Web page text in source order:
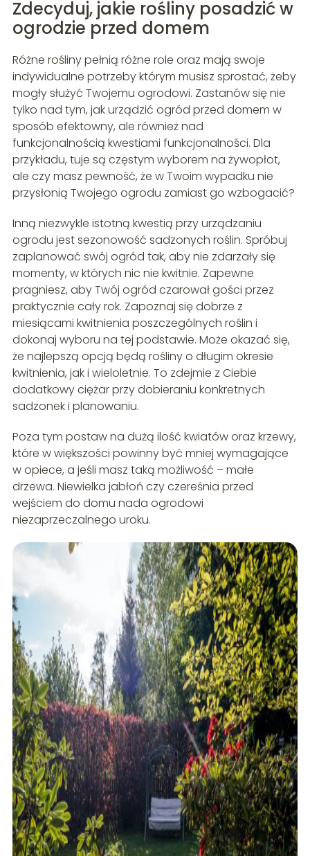
Zdecyduj, jakie rośliny posadzić w
ogrodzie przed domem
Różne rośliny pełnią różne role oraz mają swoje
indywidualne potrzeby którym musisz sprostać, żeby
mogły służyć Twojemu ogrodowi. Zastanów się nie
tylko nad tym, jak urządzić ogród przed domem w
sposób efektowny, ale również nad
funkcjonalnością kwestiami funkcjonalności. Dla
przykładu, tuje są częstym wyborem na żywopłot,
ale czy masz pewność, że w Twoim wypadku nie
przysłonią Twojego ogrodu zamiast go wzbogacić?
Inną niezwykle istotną kwestią przy urządzaniu
ogrodu jest sezonowość sadzonych roślin. Spróbuj
zaplanować swój ogród tak, aby nie zdarzały się
momenty, w których nic nie kwitnie. Zapewne
pragniesz, aby Twój ogród czarował gości przez
praktycznie cały rok. Zapoznaj się dobrze z
miesiącami kwitnienia poszczególnych roślin i
dokonaj wyboru na tej podstawie. Może okazać się,
że najlepszą opcją będą rośliny o długim okresie
kwitnienia, jak i wieloletnie. To zdejmie z Ciebie
dodatkowy ciężar przy dobieraniu konkretnych
sadzonek i planowaniu.
Poza tym postaw na dużą ilość kwiatów oraz krzewy,
które w większości powinny być mniej wymagające
w opiece, a jeśli masz taką możliwość – małe
drzewa. Niewielka jabłoń czy czereśnia przed
wejściem do domu nada ogrodowi
niezaprzeczalnego uroku.